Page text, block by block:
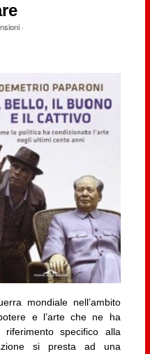
·
mondiale nell’ambito
e l’arte che ne ha
specifico alla
si presta ad una